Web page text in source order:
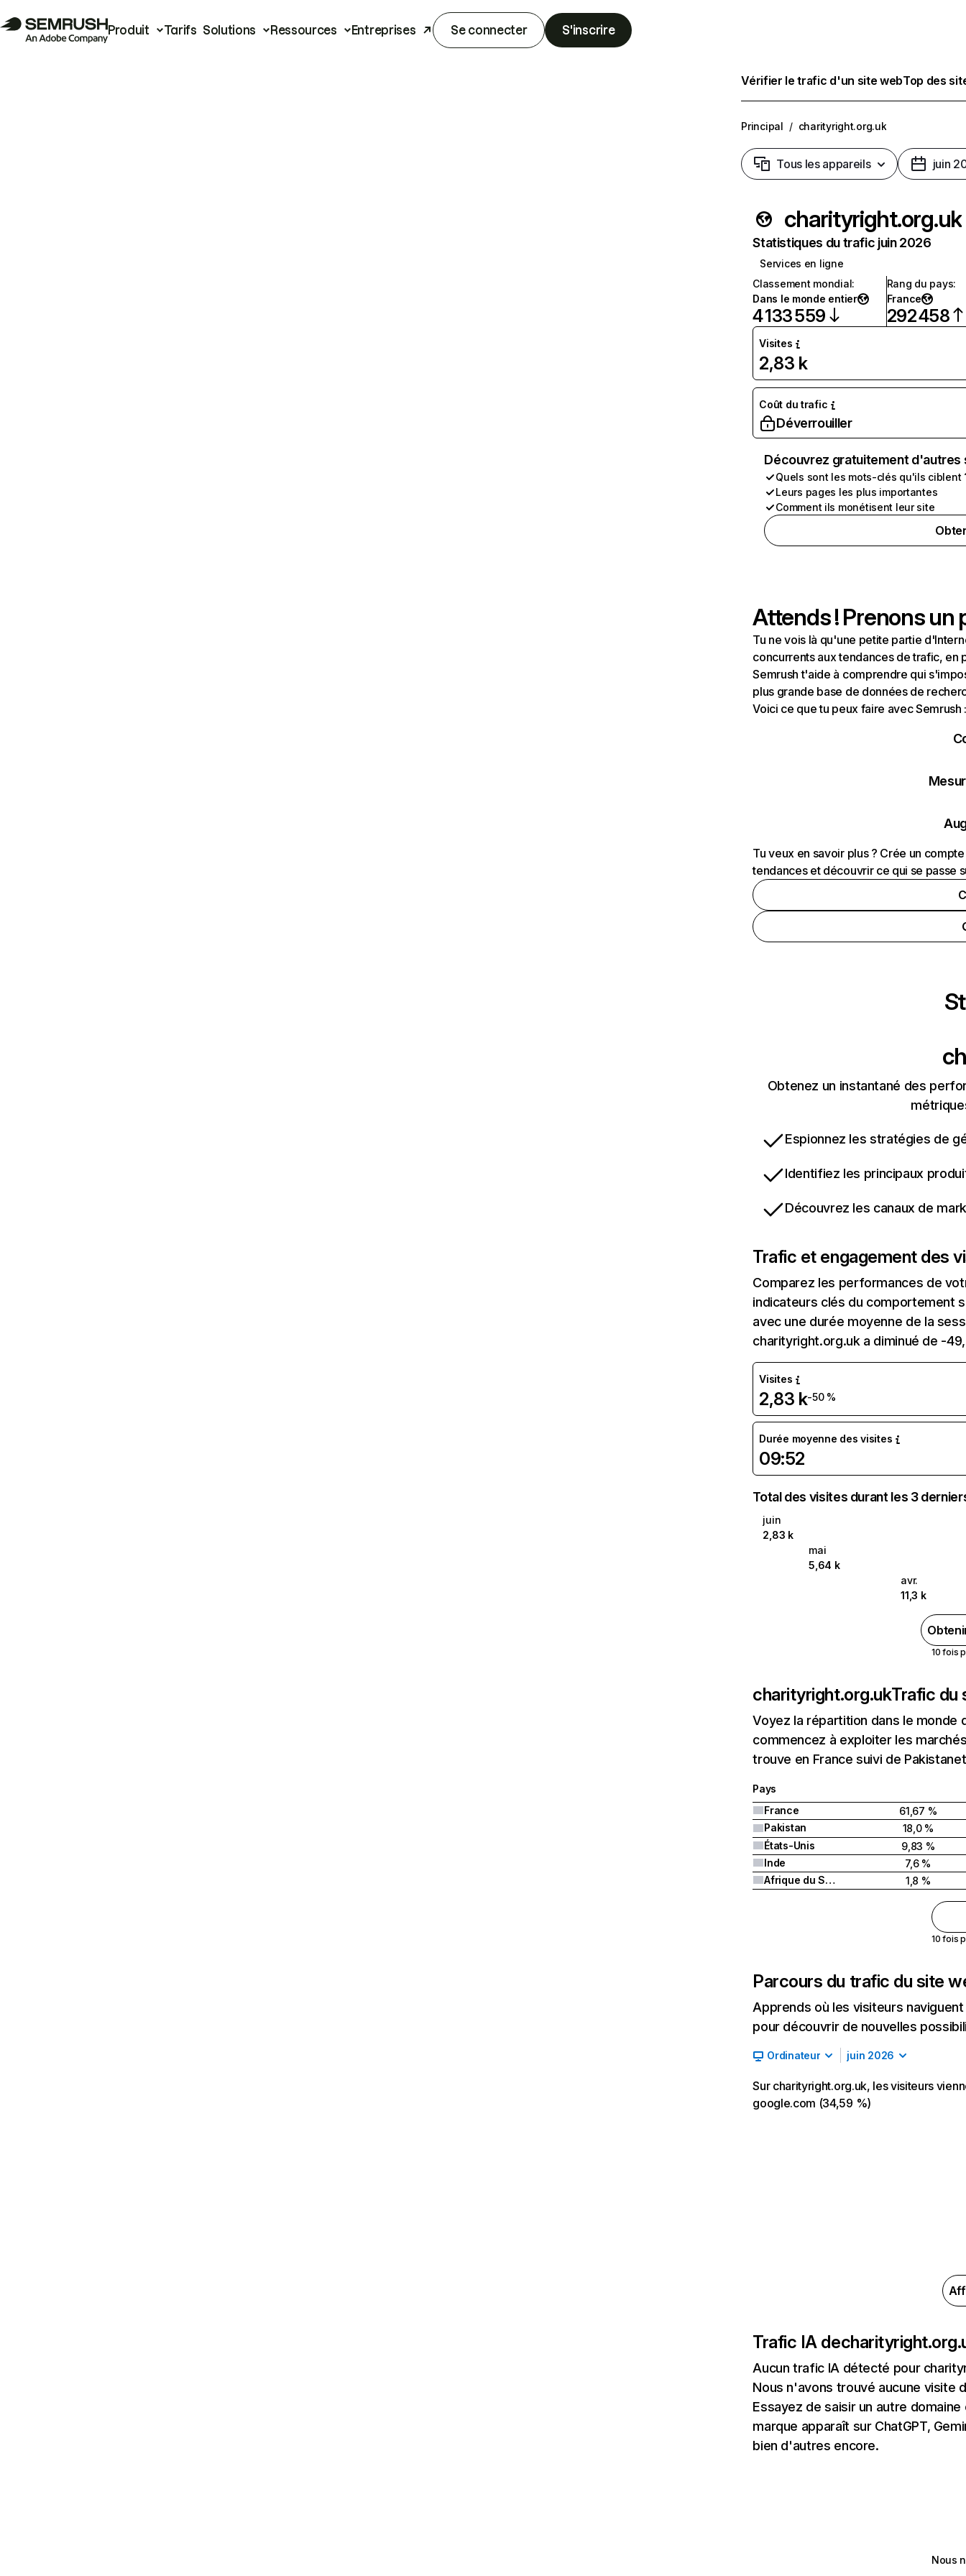
Produit Tarifs Solutions Ressources Entreprises Se connecter S'inscrire
Vérifier le trafic d'un site webTop des
Principal / charityright.org.uk
Tous les appareils juin
charityright.org.uk
Statistiques du trafic juin 2026
Services en ligne
Classement mondial:
Dans le monde entier
4 133 559
Rang du pays:
France
292 458
Visites
2,83 k
Coût du trafic
Déverrouiller
Découvrez gratuitement
Quels sont les mots-clés qu'ils ciblent
Leurs pages les plus importantes
Comment ils monétisent leur site
Attends ! Prenons un
Tu ne vois là qu'une petite partie
concurrents aux tendances de trafic, en
Semrush t'aide à comprendre qui
plus grande base de données de
Voici ce que tu peux faire avec Semrush
Tu veux en savoir plus ? Crée un
tendances et découvrir ce qui se passe
Obtenez un instantané des
Espionnez les stratégies de
Identifiez les principaux
Découvrez les canaux de
Trafic et engagement des
Comparez les performances de
indicateurs clés du comportement
avec une durée moyenne de la
charityright.org.uk a diminué de -
Visites
2,83 k-50 %
Durée moyenne des visites
09:52
Total des visites durant les 3
juin
2,83 k
mai
5,64 k
avr.
11,3 k
10 fois
charityright.org.ukTrafic du
Voyez la répartition dans le
commencez à exploiter les
trouve en France suivi de
Pays
France
61,67 %
Pakistan
18,0 %
États-Unis
9,83 %
Inde
7,6 %
Afrique du Sud
1,8 %
10 fois
Parcours du trafic du site
Apprends où les visiteurs
pour découvrir de nouvelles
Ordinateur juin 2026
Sur charityright.org.uk, les visiteurs
google.com (34,59 %)
Trafic IA de
Aucun trafic IA détecté pour
Nous n'avons trouvé aucune visite
Essayez de saisir un autre
marque apparaît sur ChatGPT,
bien d'autres encore.
Nous